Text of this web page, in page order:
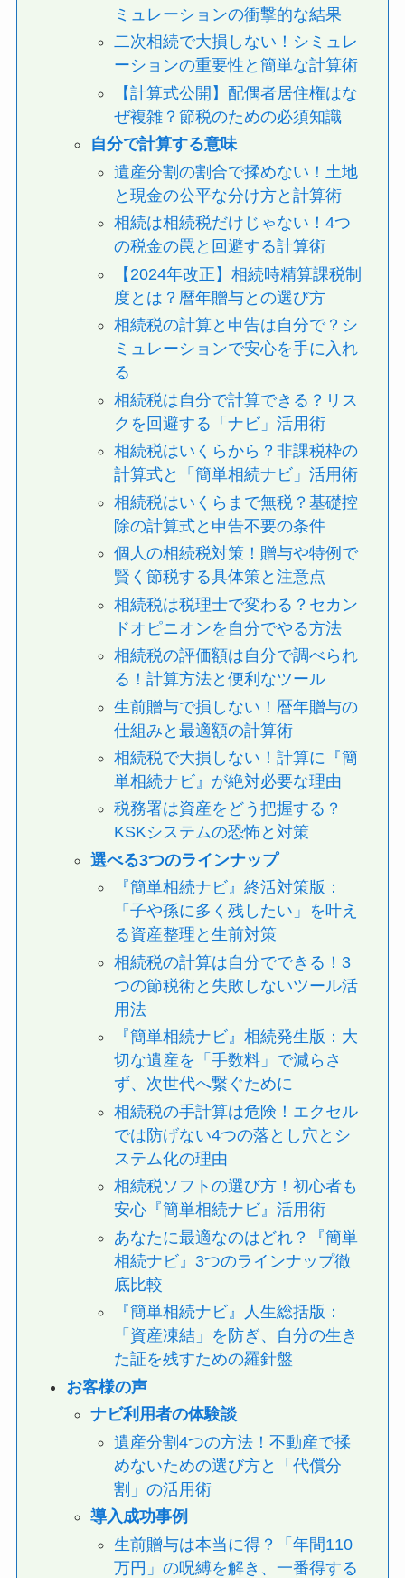
ミュレーションの衝撃的な結果
二次相続で大損しない！シミュレ
ーションの重要性と簡単な計算術
【計算式公開】配偶者居住権はな
ぜ複雑？節税のための必須知識
自分で計算する意味
遺産分割の割合で揉めない！土地
と現金の公平な分け方と計算術
相続は相続税だけじゃない！4つ
の税金の罠と回避する計算術
【2024年改正】相続時精算課税制
度とは？暦年贈与との選び方
相続税の計算と申告は自分で？シ
ミュレーションで安心を手に入れ
る
相続税は自分で計算できる？リス
クを回避する「ナビ」活用術
相続税はいくらから？非課税枠の
計算式と「簡単相続ナビ」活用術
相続税はいくらまで無税？基礎控
除の計算式と申告不要の条件
個人の相続税対策！贈与や特例で
賢く節税する具体策と注意点
相続税は税理士で変わる？セカン
ドオピニオンを自分でやる方法
相続税の評価額は自分で調べられ
る！計算方法と便利なツール
生前贈与で損しない！暦年贈与の
仕組みと最適額の計算術
相続税で大損しない！計算に『簡
単相続ナビ』が絶対必要な理由
税務署は資産をどう把握する？
KSKシステムの恐怖と対策
選べる3つのラインナップ
『簡単相続ナビ』終活対策版：
「子や孫に多く残したい」を叶え
る資産整理と生前対策
相続税の計算は自分でできる！3
つの節税術と失敗しないツール活
用法
『簡単相続ナビ』相続発生版：大
切な遺産を「手数料」で減らさ
ず、次世代へ繋ぐために
相続税の手計算は危険！エクセル
では防げない4つの落とし穴とシ
ステム化の理由
相続税ソフトの選び方！初心者も
安心『簡単相続ナビ』活用術
あなたに最適なのはどれ？『簡単
相続ナビ』3つのラインナップ徹
底比較
『簡単相続ナビ』人生総括版：
「資産凍結」を防ぎ、自分の生き
た証を残すための羅針盤
お客様の声
ナビ利用者の体験談
遺産分割4つの方法！不動産で揉
めないための選び方と「代償分
割」の活用術
導入成功事例
生前贈与は本当に得？「年間110
万円」の呪縛を解き、一番得する